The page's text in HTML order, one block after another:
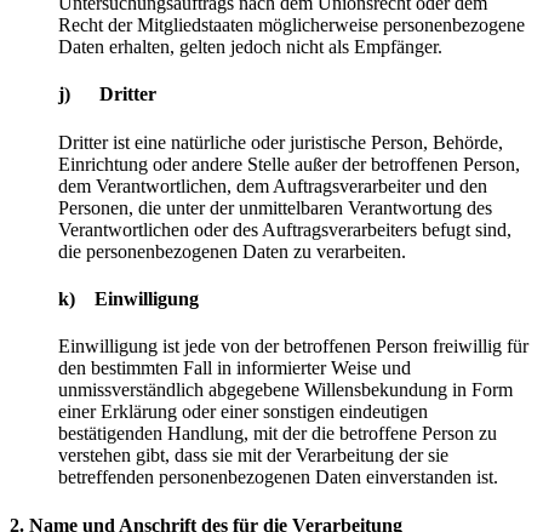
Recht der Mitgliedstaaten möglicherweise personenbezogene
Daten erhalten, gelten jedoch nicht als Empfänger.
j) Dritter
Dritter ist eine natürliche oder juristische Person, Behörde,
Einrichtung oder andere Stelle außer der betroffenen Person,
dem Verantwortlichen, dem Auftragsverarbeiter und den
Personen, die unter der unmittelbaren Verantwortung des
Verantwortlichen oder des Auftragsverarbeiters befugt sind,
die personenbezogenen Daten zu verarbeiten.
k) Einwilligung
Einwilligung ist jede von der betroffenen Person freiwillig für
den bestimmten Fall in informierter Weise und
unmissverständlich abgegebene Willensbekundung in Form
einer Erklärung oder einer sonstigen eindeutigen
bestätigenden Handlung, mit der die betroffene Person zu
verstehen gibt, dass sie mit der Verarbeitung der sie
betreffenden personenbezogenen Daten einverstanden ist.
2. Name und Anschrift des für die Verarbeitung